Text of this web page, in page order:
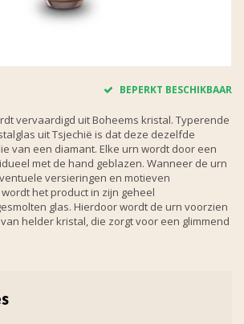
BEPERKT BESCHIKBAAR
vervaardigd uit Boheems kristal. Typerende
uit Tsjechië is dat deze dezelfde
van een diamant. Elke urn wordt door een
met de hand geblazen. Wanneer de urn
versieringen en motieven
het product in zijn geheel
glas. Hierdoor wordt de urn voorzien
helder kristal, die zorgt voor een glimmend